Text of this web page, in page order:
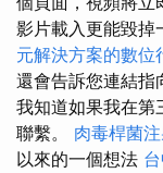
影片載入更能毀掉
元解決方案的數位
還會告訴您連結指
我知道如果我在第
聯繫。 肉毒桿菌
以來的一個想法